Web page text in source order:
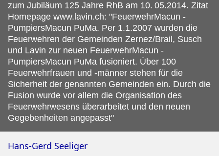
zum Jubiläum 125 Jahre RhB am 10. 05.2014. Zitat
Homepage www.lavin.ch: "FeuerwehrMacun -
PumpiersMacun PuMa. Per 1.1.2007 wurden die
Feuerwehren der Gemeinden Zernez/Brail, Susch
und Lavin zur neuen FeuerwehrMacun -
PumpiersMacun PuMa fusioniert. Über 100
Feuerwehrfrauen und -männer stehen für die
Sicherheit der genannten Gemeinden ein. Durch die
Fusion wurde vor allem die Organisation des
Feuerwehrwesens überarbeitet und den neuen
Gegebenheiten angepasst"
Hans-Gerd Seeliger